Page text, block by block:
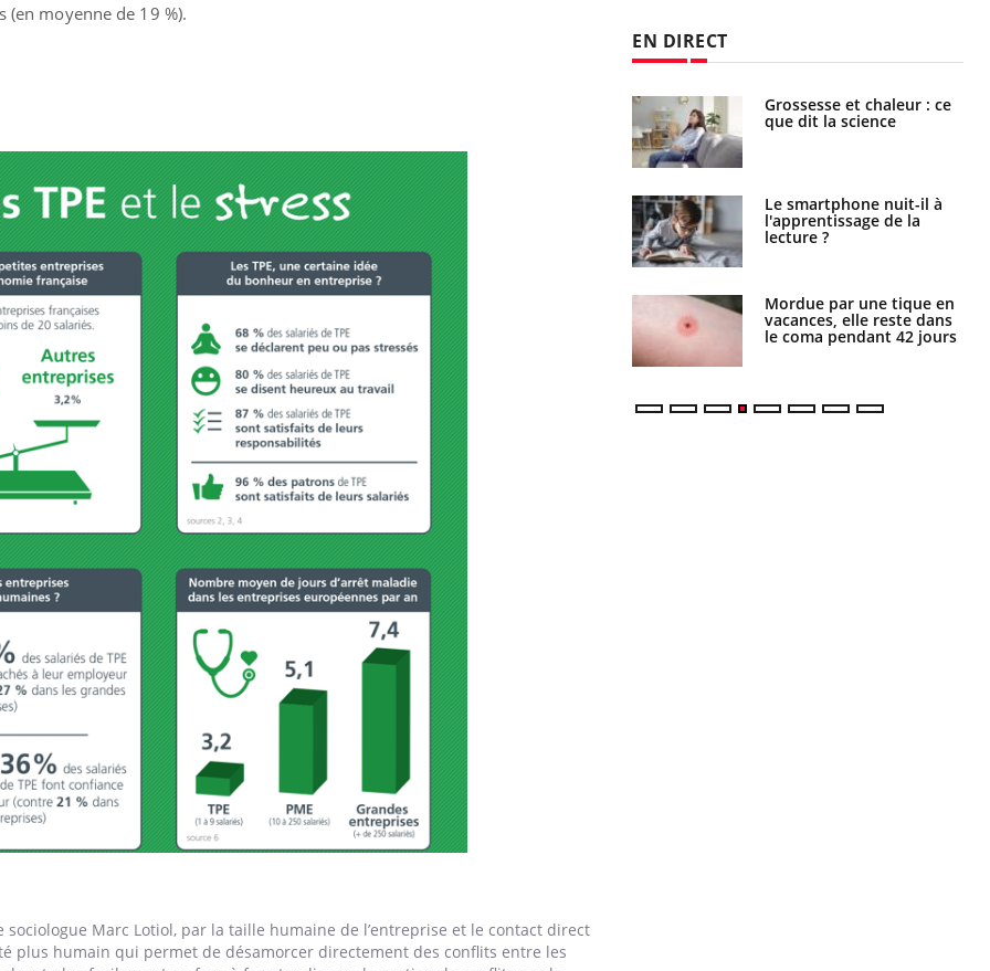
moyenne de 19 %).
sociologue Marc Lotiol, par la taille humaine de l’entreprise et le contact direct
plus humain qui permet de désamorcer directement des conflits entre les
EN DIRECT
VIH : la fin du comprimé
tous les jours se profile-t-
elle enfin ?
Pourquoi votre ventre
gâche-t-il les premiers
jours de vos vacances ?
Le Viagra pourrait-il
freiner la propagation du
cancer ?
Pourquoi manger moins
de protéines pourrait
finalement être bénéfique
Grossesse et chaleur : ce
que dit la science
Le smartphone nuit-il à
l'apprentissage de la
lecture ?
Mordue par une tique en
vacances, elle reste dans
le coma pendant 42 jours